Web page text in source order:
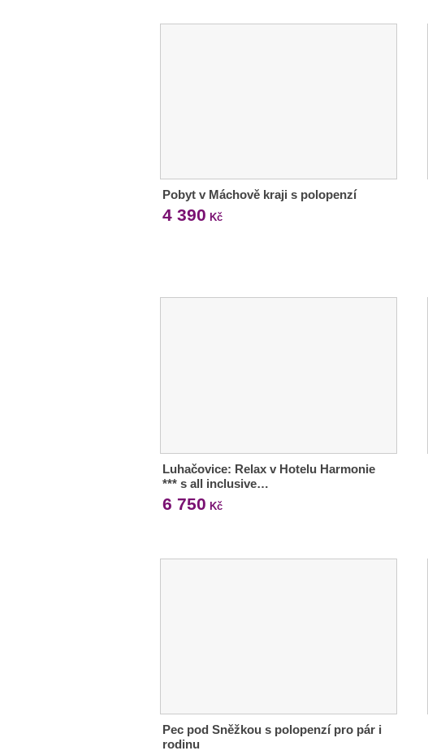
Pobyt v Máchově kraji s polopenzí
4 390 Kč
Luhačovice: Relax v Hotelu Harmonie
*** s all inclusive…
6 750 Kč
Pec pod Sněžkou s polopenzí pro pár i
rodinu